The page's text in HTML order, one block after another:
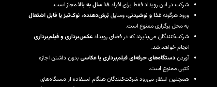
شرکت در این رویداد فقط برای افراد۱۸ سال به بالا
مجاز است.
ورود هرگونهغذا و نوشیدنی، وسایلبُرش‌دهنده، نوک‌تیز یا قابل اشتعال
به محل برگزاری ممنوع است.
شرکت‌کنندگان می‌پذیرند که در فضای رویدادعکس‌برداری و فیلم‌برداری
انجام خواهد شد.
آوردندستگاه‌های حرفه‌ای فیلم‌برداری یا عکاسی بدون داشتن اجازه‌
کتبی ممنوع است.
همچنین انتظار می‌رود شرکت‌کنندگان هنگام استفاده از دستگاه‌های